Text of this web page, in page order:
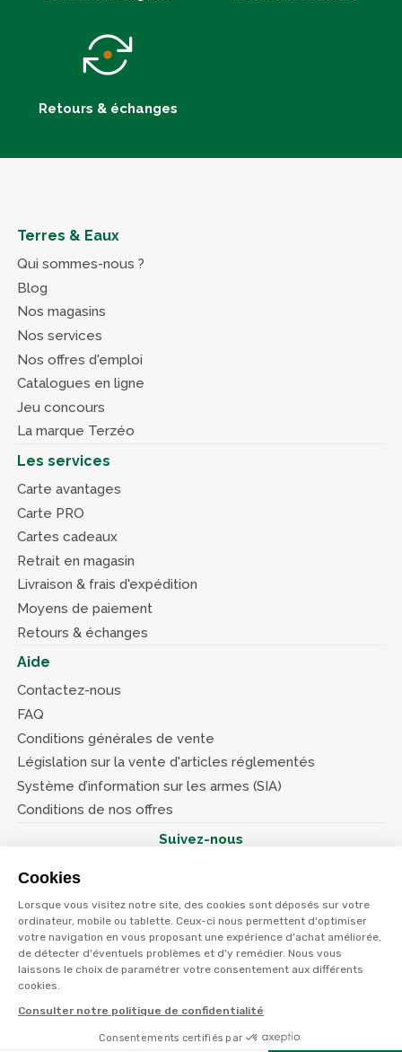
Cookies
Lorsque vous visitez notre site, des cookies sont déposés sur votre
ordinateur, mobile ou tablette. Ceux-ci nous permettent d'optimiser
votre navigation en vous proposant une expérience d'achat améliorée,
de détecter d'éventuels problèmes et d'y remédier. Nous vous
laissons le choix de paramétrer votre consentement aux différents
cookies.
Consulter notre politique de confidentialité
Consentements certifiés par
Retours & échanges
Terres & Eaux
Qui sommes-nous ?
Blog
Nos magasins
Nos services
Nos offres d'emploi
Catalogues en ligne
Jeu concours
La marque Terzéo
Les services
Carte avantages
Carte PRO
Cartes cadeaux
Retrait en magasin
Livraison & frais d'expédition
Moyens de paiement
Retours & échanges
Aide
Contactez-nous
FAQ
Conditions générales de vente
Législation sur la vente d'articles réglementés
Système d’information sur les armes (SIA)
Conditions de nos offres
Suivez-nous
© Terres et eaux 2026
Politique de confidentialité
Mentions légales
CGV